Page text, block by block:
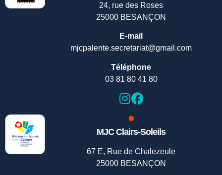
24, rue des Roses
25000 BESANÇON
E-mail
mjcpalente.secretariat@gmail.com
Téléphone
03 81 80 41 80
MJC Clairs-Soleils
67 E, Rue de Chalezeule
25000 BESANÇON